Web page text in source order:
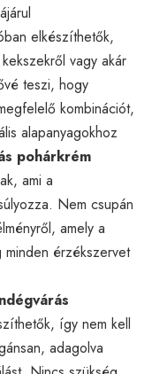
elkészíthetők,
vagy akár
teszi, hogy
kombinációt,
alapanyagokhoz
pohárkrém
ami a
Nem csupán
amely a
érzékszervet
így nem kell
adagolva